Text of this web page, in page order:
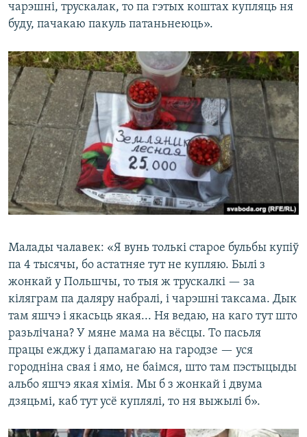
чарэшні, трускалак, то па гэтых коштах купляць ня
буду, пачакаю пакуль патаньнеюць».
Малады чалавек: «Я вунь толькі старое бульбы купіў
па 4 тысячы, бо астатняе тут не купляю. Былі з
жонкай у Польшчы, то тыя ж трускалкі — за
кіляграм па даляру набралі, і чарэшні таксама. Дык
там яшчэ і якасьць якая... Ня ведаю, на каго тут што
разьлічана? У мяне мама на вёсцы. То пасьля
працы ежджу і дапамагаю на гародзе — уся
городніна свая і ямо, не баімся, што там пэстыцыды
альбо яшчэ якая хімія. Мы б з жонкай і двума
дзяцьмі, каб тут усё куплялі, то ня выжылі б».